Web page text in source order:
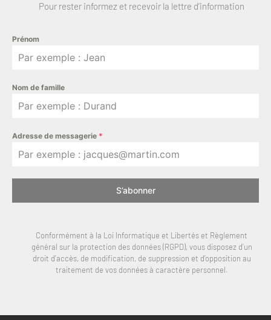
Pour rester informez et recevoir la lettre d’information
Prénom
Nom de famille
Adresse de messagerie *
S’abonner
Conformément à la Loi Informatique et Libertés et Règlement
général sur la protection des données (RGPD), vous disposez d’un
droit d’accès, de modification, de suppression et d’opposition au
traitement de vos données à caractère personnel.